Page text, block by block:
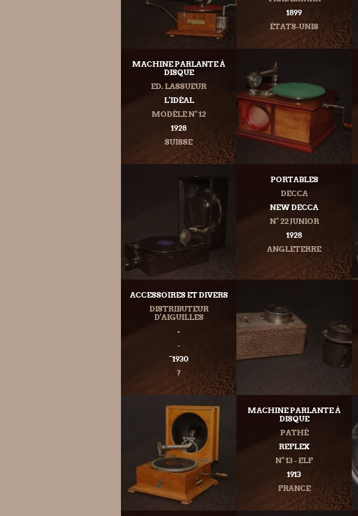
1899
ÉTATS-UNIS
MACHINE PARLANTE À
DISQUE
ED. LASSUEUR
L'IDÉAL
MODÈLE N° 12
1928
SUISSE
PORTABLES
DECCA
NEW DECCA
N° 22 JUNIOR
1928
ANGLETERRE
ACCESSOIRES ET DIVERS
DISTRIBUTEUR
D'AIGUILLES
-
-
˜1930
?
MACHINE PARLANTE À
DISQUE
PATHÉ
REFLEX
N° 13 - ELF
1913
FRANCE